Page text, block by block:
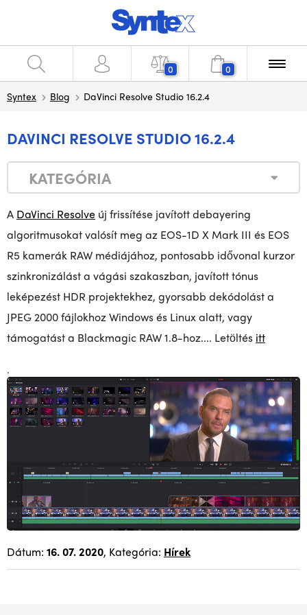
0 0
Syntex Blog DaVinci Resolve Studio 16.2.4
DAVINCI RESOLVE STUDIO 16.2.4
KATEGÓRIA
A DaVinci Resolve új frissítése javított debayering
algoritmusokat valósít meg az EOS-1D X Mark III és EOS
R5 kamerák RAW médiájához, pontosabb idővonal kurzor
szinkronizálást a vágási szakaszban, javított tónus
leképezést HDR projektekhez, gyorsabb dekódolást a
JPEG 2000 fájlokhoz Windows és Linux alatt, vagy
támogatást a Blackmagic RAW 1.8-hoz.... Letöltés itt
.
Dátum: 16. 07. 2020, Kategória: Hírek